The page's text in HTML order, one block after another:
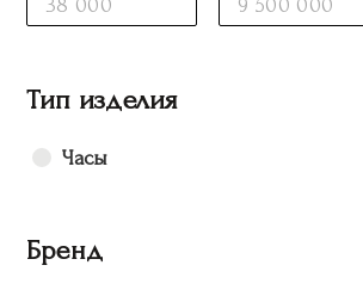
Тип изделия
Часы
Бренд